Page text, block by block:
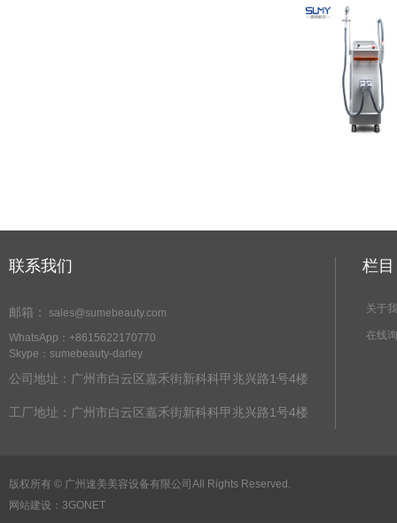
联系我们
邮箱：
sales@sumebeauty.com
WhatsApp：+8615622170770
Skype：sumebeauty-darley
公司地址：广州市白云区嘉禾街新科科甲兆兴路1号4楼
工厂地址： 广州市白云区嘉禾街新科科甲兆兴路1号4楼
栏
关于
在线
版权所有 © 广州速美美容设备有限公司All Rights Reserved.
网站建设： 3GONET